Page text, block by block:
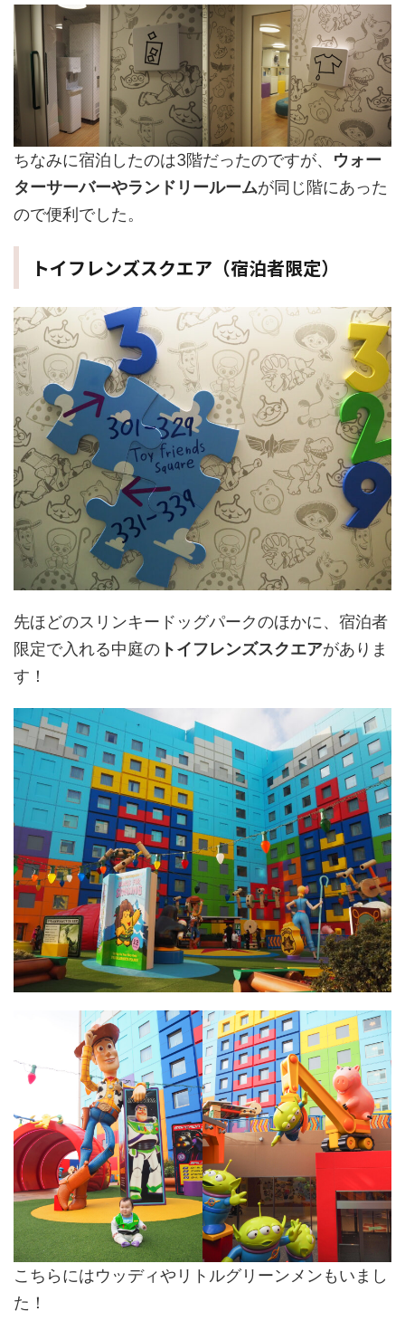
ちなみに宿泊したのは3階だったのですが、 ウォー
ターサーバーやランドリールームが同じ階にあった
ので便利でした。
トイフレンズスクエア（宿泊者限定）
先ほどのスリンキードッグパークのほかに、宿泊者
限定で入れる中庭の トイフレンズスクエアがありま
す！
こちらにはウッディやリトルグリーンメンもいまし
た！